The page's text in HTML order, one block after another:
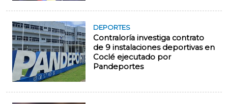
DEPORTES
Contraloría investiga contrato
de 9 instalaciones deportivas en
Coclé ejecutado por
Pandeportes